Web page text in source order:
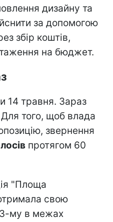
дизайну та
за допомогою
збір коштів,
на бюджет.
14 травня. Зараз
Для того, щоб влада
звернення
протягом 60
"Площа
свою
му в межах